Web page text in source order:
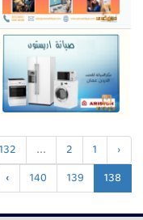
‹
1
2
...
132
138
139
140
›